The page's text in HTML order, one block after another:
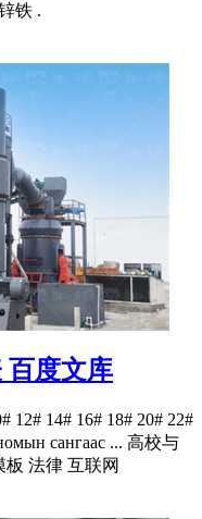
铁 .
百度文库
14# 16# 18# 20# 22#
сангаас ... 高校与
法律 互联网